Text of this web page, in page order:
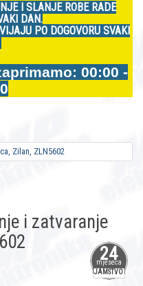
I SLANJE ROBE RADE
DAN.
PO DOGOVORU SVAKI
00:00 -
24
mjeseca
JAMSTVO
i zatvaranje